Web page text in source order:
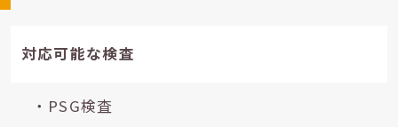
対応可能な検査
・PSG検査